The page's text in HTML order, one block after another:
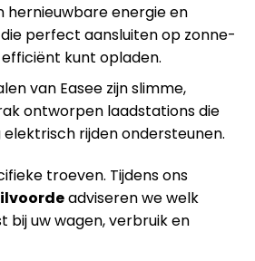
hernieuwbare energie en
perfect aansluiten op zonne-
kunt opladen.
van Easee zijn slimme,
ontworpen laadstations die
rijden ondersteunen.
troeven. Tijdens ons
adviseren we welk
bij uw wagen, verbruik en